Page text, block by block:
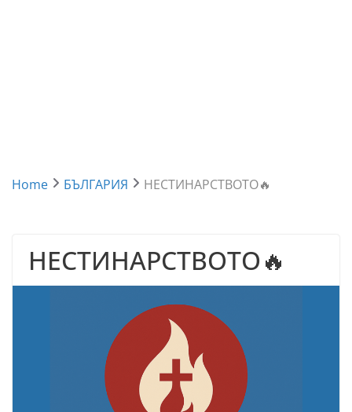
Home БЪЛГАРИЯ НЕСТИНАРСТВОТО🔥
НЕСТИНАРСТВОТО🔥